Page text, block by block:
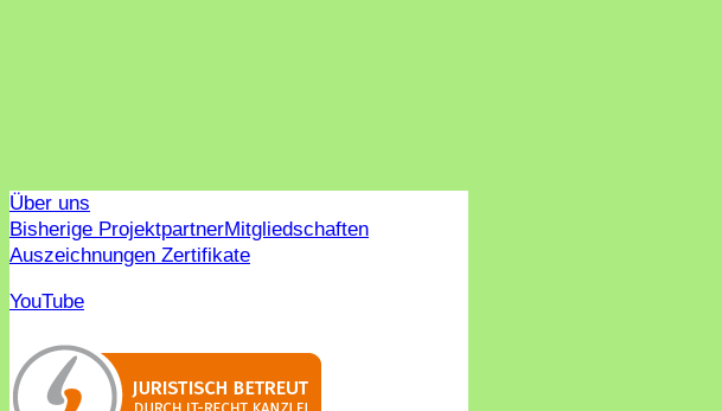
Über uns
Bisherige ProjektpartnerMitgliedschaften
Auszeichnungen Zertifikate
YouTube